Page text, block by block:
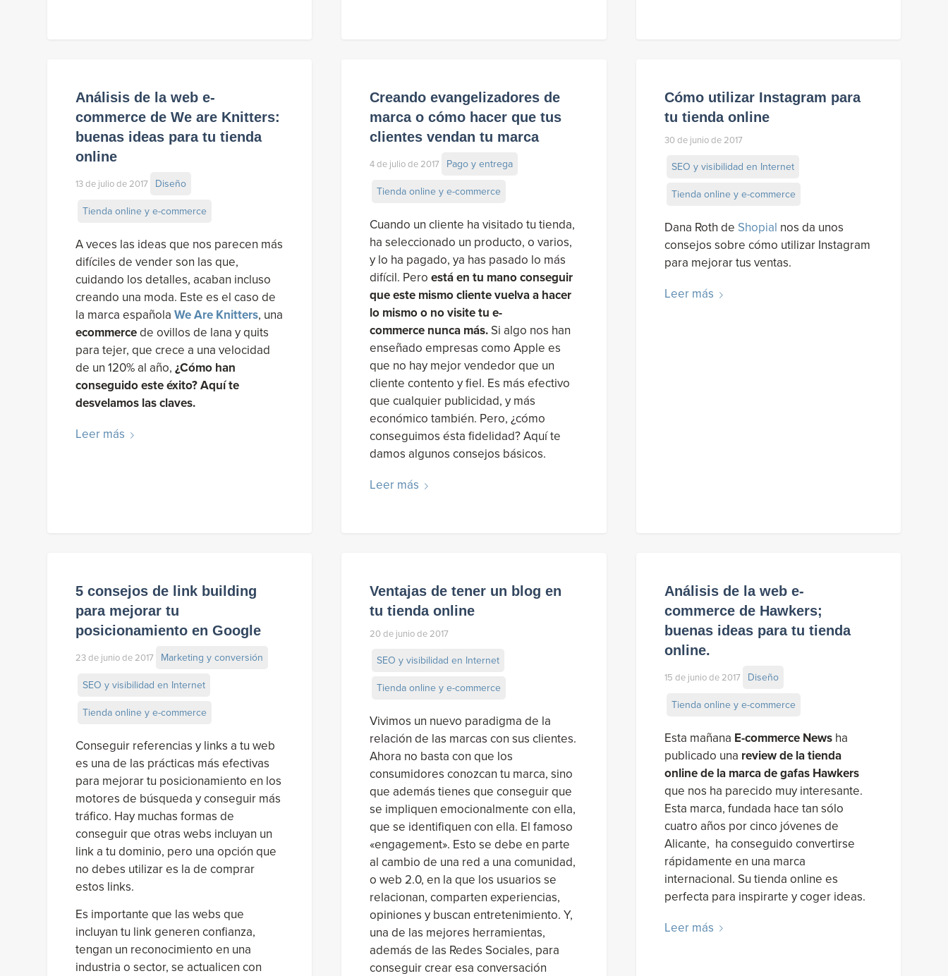
Análisis de la web e-
commerce de We are Knitters:
buenas ideas para tu tienda
online
13 de julio de 2017 Diseño
Tienda online y e-commerce
A veces las ideas que nos parecen más
difíciles de vender son las que,
cuidando los detalles, acaban incluso
creando una moda. Este es el caso de
la marca española We Are Knitters, una
ecommercede ovillos de lana y quits
para tejer, que crece a una velocidad
de un 120% al año, ¿Cómo han
conseguido este éxito? Aquí te
desvelamos las claves.
Leer más
Creando evangelizadores de
marca o cómo hacer que tus
clientes vendan tu marca
4 de julio de 2017 Pago y entrega
Tienda online y e-commerce
Cuando un cliente ha visitado tu tienda,
ha seleccionado un producto, o varios,
y lo ha pagado, ya has pasado lo más
difícil. Peroestá en tu mano conseguir
que este mismo cliente vuelva a hacer
lo mismo o no visite tu e-
commerce nunca más. Si algo nos han
enseñado empresas como Apple es
que no hay mejor vendedor que un
cliente contento y fiel. Es más efectivo
que cualquier publicidad, y más
económico también. Pero, ¿cómo
conseguimos ésta fidelidad? Aquí te
damos algunos consejos básicos.
Leer más
Cómo utilizar Instagram para
tu tienda online
30 de junio de 2017
SEO y visibilidad en Internet
Tienda online y e-commerce
Dana Roth de Shopial nos da unos
consejos sobre cómo utilizar Instagram
para mejorar tus ventas.
Leer más
5 consejos de link building
para mejorar tu
posicionamiento en Google
23 de junio de 2017 Marketing y conversión
SEO y visibilidad en Internet
Tienda online y e-commerce
Conseguir referencias y links a tu web
es una de las prácticas más efectivas
para mejorar tu posicionamiento en los
motores de búsqueda y conseguir más
tráfico. Hay muchas formas de
conseguir que otras webs incluyan un
link a tu dominio, pero una opción que
no debes utilizar es la de comprar
estos links.
Es importante que las webs que
incluyan tu link generen confianza,
tengan un reconocimiento en una
industria o sector, se actualicen con
Ventajas de tener un blog en
tu tienda online
20 de junio de 2017
SEO y visibilidad en Internet
Tienda online y e-commerce
Vivimos un nuevo paradigma de la
relación de las marcas con sus clientes.
Ahora no basta con que los
consumidores conozcan tu marca, sino
que además tienes que conseguir que
se impliquen emocionalmente con ella,
que se identifiquen con ella. El famoso
«engagement». Esto se debe en parte
al cambio de una red a una comunidad,
o web 2.0, en la que los usuarios se
relacionan, comparten experiencias,
opiniones y buscan entretenimiento. Y,
una de las mejores herramientas,
además de las Redes Sociales, para
conseguir crear esa conversación
Análisis de la web e-
commerce de Hawkers;
buenas ideas para tu tienda
online.
15 de junio de 2017 Diseño
Tienda online y e-commerce
Esta mañana E-commerce Newsha
publicado una review de la tienda
online de la marca de gafas Hawkers
que nos ha parecido muy interesante.
Esta marca, fundada hace tan sólo
cuatro años por cinco jóvenes de
Alicante, ha conseguido convertirse
rápidamente en una marca
internacional. Su tienda online es
perfecta para inspirarte y coger ideas.
Leer más